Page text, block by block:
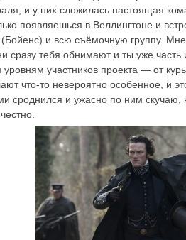
и у них сложилась настоящая
появляешься в Веллингтоне и
и всю съёмочную группу. Мне
сразу тебя обнимают и ты уже
уровням участников проекта — от
что-то невероятно особенное, и
сроднился и ужасно по ним скучаю,